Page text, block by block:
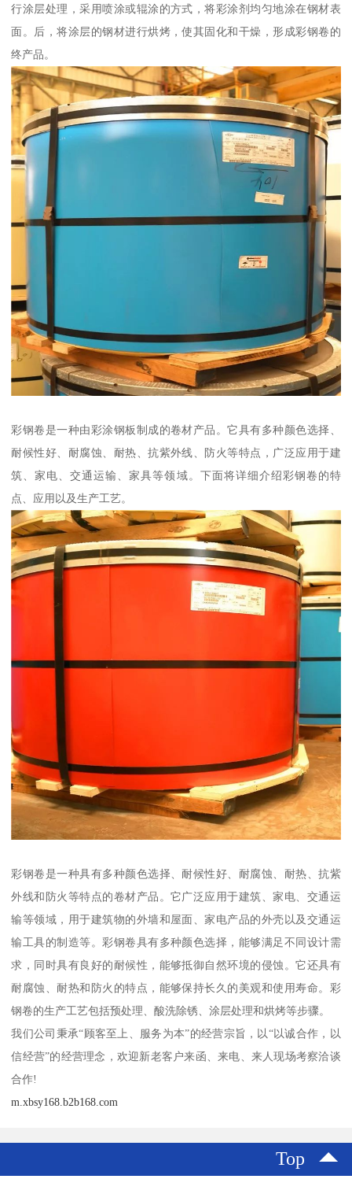
行涂层处理，采用喷涂或辊涂的方式，将彩涂剂均匀地涂在钢材表
面。后，将涂层的钢材进行烘烤，使其固化和干燥，形成彩钢卷的
终产品。
彩钢卷是一种由彩涂钢板制成的卷材产品。它具有多种颜色选择、
耐候性好、耐腐蚀、耐热、抗紫外线、防火等特点，广泛应用于建
筑、家电、交通运输、家具等领域。下面将详细介绍彩钢卷的特
点、应用以及生产工艺。
彩钢卷是一种具有多种颜色选择、耐候性好、耐腐蚀、耐热、抗紫
外线和防火等特点的卷材产品。它广泛应用于建筑、家电、交通运
输等领域，用于建筑物的外墙和屋面、家电产品的外壳以及交通运
输工具的制造等。彩钢卷具有多种颜色选择，能够满足不同设计需
求，同时具有良好的耐候性，能够抵御自然环境的侵蚀。它还具有
耐腐蚀、耐热和防火的特点，能够保持长久的美观和使用寿命。彩
钢卷的生产工艺包括预处理、酸洗除锈、涂层处理和烘烤等步骤。
我们公司秉承“顾客至上、服务为本”的经营宗旨，以“以诚合作，以
信经营”的经营理念，欢迎新老客户来函、来电、来人现场考察洽谈
合作!
m.xbsy168.b2b168.com
Top